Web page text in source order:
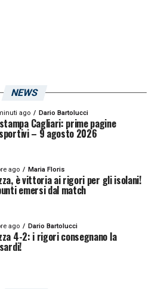
NEWS
ago Dario Bartolucci
Cagliari: prime pagine
– 9 agosto 2026
ago Maria Floris
è vittoria ai rigori per gli isolani!
emersi dal match
ago Dario Bartolucci
4-2: i rigori consegnano la